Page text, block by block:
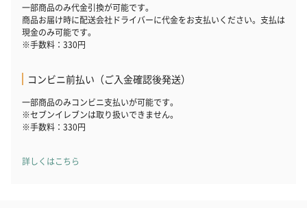
一部商品のみ代金引換が可能です。
商品お届け時に配送会社ドライバーに代金をお支払いください。支払は
現金のみ可能です。
※手数料：330円
コンビニ前払い（ご入金確認後発送）
一部商品のみコンビニ支払いが可能です。
※セブンイレブンは取り扱いできません。
※手数料：330円
詳しくはこちら